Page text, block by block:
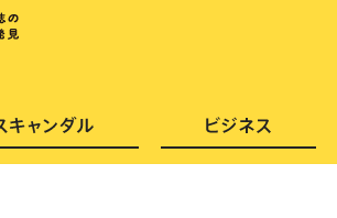
芸能・エンタメ